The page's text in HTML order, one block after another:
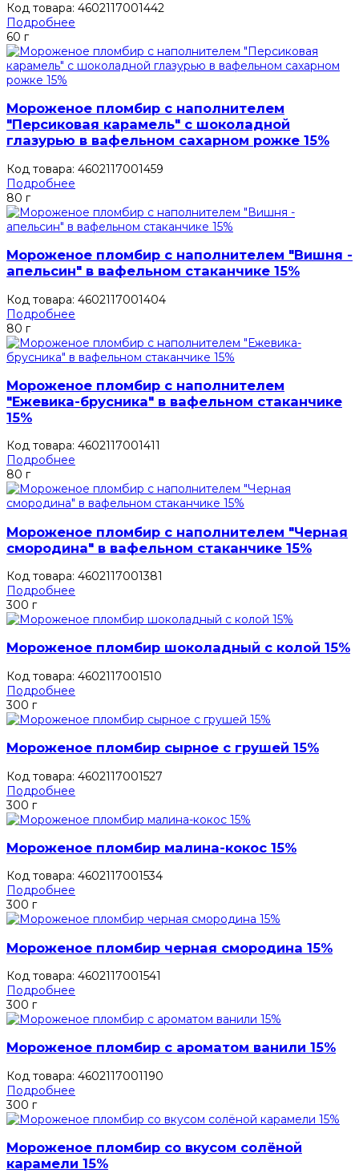
Код товара: 4602117001442
Подробнее
60 г
Мороженое пломбир с наполнителем
"Персиковая карамель" с шоколадной
глазурью в вафельном сахарном рожке 15%
Код товара: 4602117001459
Подробнее
80 г
Мороженое пломбир с наполнителем "Вишня -
апельсин" в вафельном стаканчике 15%
Код товара: 4602117001404
Подробнее
80 г
Мороженое пломбир с наполнителем
"Ежевика-брусника" в вафельном стаканчике
15%
Код товара: 4602117001411
Подробнее
80 г
Мороженое пломбир с наполнителем "Черная
смородина" в вафельном стаканчике 15%
Код товара: 4602117001381
Подробнее
300 г
Мороженое пломбир шоколадный с колой 15%
Код товара: 4602117001510
Подробнее
300 г
Мороженое пломбир сырное с грушей 15%
Код товара: 4602117001527
Подробнее
300 г
Мороженое пломбир малина-кокос 15%
Код товара: 4602117001534
Подробнее
300 г
Мороженое пломбир черная смородина 15%
Код товара: 4602117001541
Подробнее
300 г
Мороженое пломбир с ароматом ванили 15%
Код товара: 4602117001190
Подробнее
300 г
Мороженое пломбир со вкусом солёной
карамели 15%